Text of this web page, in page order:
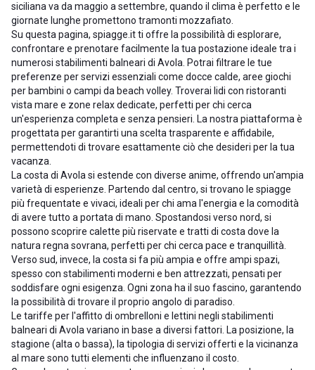
siciliana va da maggio a settembre, quando il clima è perfetto e le
giornate lunghe promettono tramonti mozzafiato.
Su questa pagina, spiagge.it ti offre la possibilità di esplorare,
confrontare e prenotare facilmente la tua postazione ideale tra i
numerosi stabilimenti balneari di Avola. Potrai filtrare le tue
preferenze per servizi essenziali come docce calde, aree giochi
per bambini o campi da beach volley. Troverai lidi con ristoranti
vista mare e zone relax dedicate, perfetti per chi cerca
un'esperienza completa e senza pensieri. La nostra piattaforma è
progettata per garantirti una scelta trasparente e affidabile,
permettendoti di trovare esattamente ciò che desideri per la tua
vacanza.
La costa di Avola si estende con diverse anime, offrendo un'ampia
varietà di esperienze. Partendo dal centro, si trovano le spiagge
più frequentate e vivaci, ideali per chi ama l'energia e la comodità
di avere tutto a portata di mano. Spostandosi verso nord, si
possono scoprire calette più riservate e tratti di costa dove la
natura regna sovrana, perfetti per chi cerca pace e tranquillità.
Verso sud, invece, la costa si fa più ampia e offre ampi spazi,
spesso con stabilimenti moderni e ben attrezzati, pensati per
soddisfare ogni esigenza. Ogni zona ha il suo fascino, garantendo
la possibilità di trovare il proprio angolo di paradiso.
Le tariffe per l'affitto di ombrelloni e lettini negli stabilimenti
balneari di Avola variano in base a diversi fattori. La posizione, la
stagione (alta o bassa), la tipologia di servizi offerti e la vicinanza
al mare sono tutti elementi che influenzano il costo.